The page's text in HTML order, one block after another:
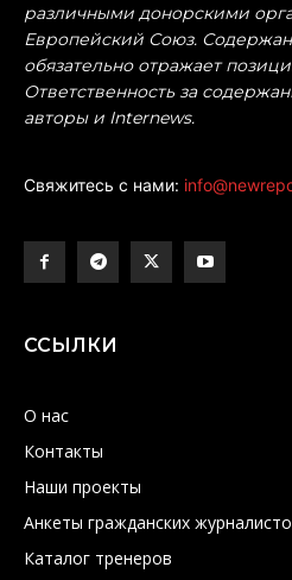
различными донорскими
Европейский Союз.
обязательно отражает
Ответственность за
авторы и Internews.
Свяжитесь с нами:
ССЫЛКИ
О нас
Контакты
Наши проекты
Анкеты гражданских
Каталог тренеров